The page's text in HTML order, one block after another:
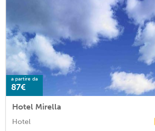
a partire da
87€
Hotel Mirella
Hotel